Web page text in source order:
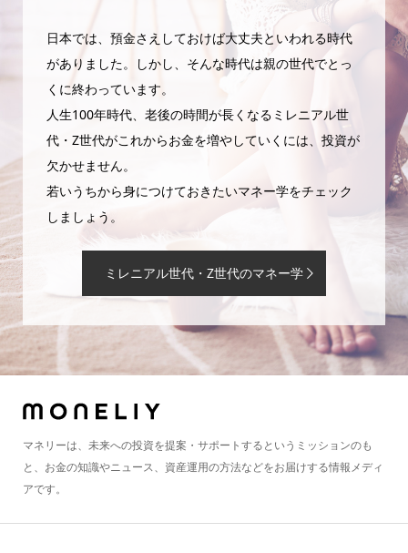
日本では、預金さえしておけば大丈夫といわれる時代
がありました。しかし、そんな時代は親の世代でとっ
くに終わっています。
人生100年時代、老後の時間が長くなるミレニアル世
代・Z世代がこれからお金を増やしていくには、投資が
欠かせません。
若いうちから身につけておきたいマネー学をチェック
しましょう。
ミレニアル世代・Z世代のマネー学
マネリーは、未来への投資を提案・サポートするというミッションのも
と、お金の知識やニュース、資産運用の方法などをお届けする情報メディ
アです。